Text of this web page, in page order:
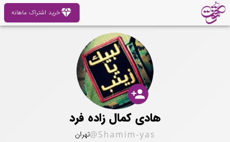
diamondخرید اشتراک ماهانه
person_add
هادی کمال زاده فرد
@Shamim-yasتهران